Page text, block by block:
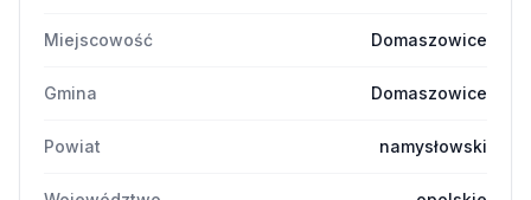
Miejscowość Domaszowice
Gmina Domaszowice
Powiat namysłowski